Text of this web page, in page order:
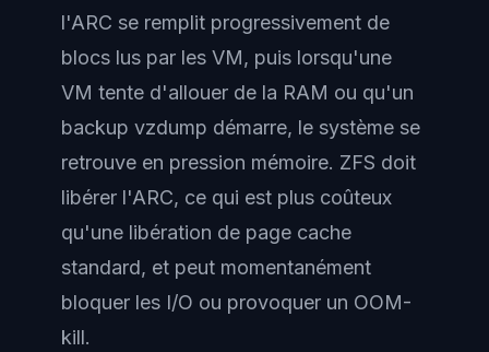
l'ARC se remplit progressivement de
blocs lus par les VM, puis lorsqu'une
VM tente d'allouer de la RAM ou qu'un
backup vzdump démarre, le système se
retrouve en pression mémoire. ZFS doit
libérer l'ARC, ce qui est plus coûteux
qu'une libération de page cache
standard, et peut momentanément
bloquer les I/O ou provoquer un OOM-
kill.